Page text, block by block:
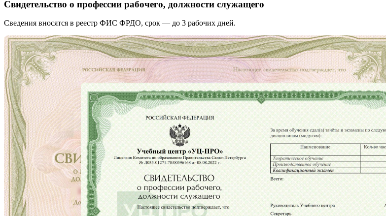
Свидетельство о профессии рабочего, должности служащего
Сведения вносятся в реестр ФИС ФРДО, срок — до 3 рабочих дней.